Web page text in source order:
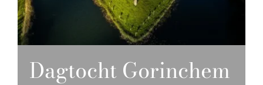
Dagtocht Gorinchem